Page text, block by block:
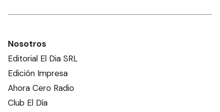
Nosotros
Editorial El Dia SRL
Edición Impresa
Ahora Cero Radio
Club El Día